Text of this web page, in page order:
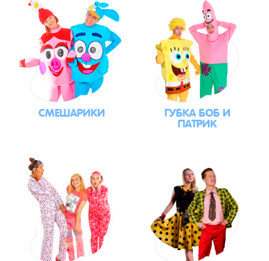
СМЕШАРИКИ ГУБКА БОБ И
ПАТРИК